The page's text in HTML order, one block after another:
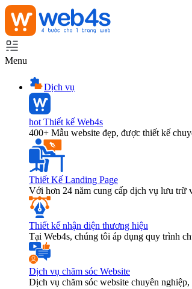
Menu
Dịch vụ
hot Thiết kế Web4s
400+ Mẫu website đẹp, được thiết kế
Thiết Kế Landing Page
Với hơn 24 năm cung cấp dịch vụ lưu trữ
Thiết kế nhận diện thương hiệu
Tại Web4s, chúng tôi áp dụng quy trình
Dịch vụ chăm sóc Website
Dịch vụ chăm sóc website chuyên